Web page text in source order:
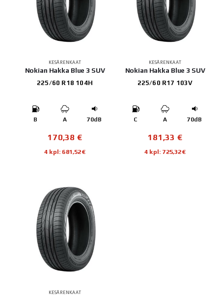
KESÄRENKAAT
Nokian Hakka Blue 3 SUV
225/60 R18 104H
B A 70dB
170,38 €
4 kpl: 681,52€
KESÄRENKAAT
Nokian Hakka Blue 3 SUV
225/60 R17 103V
C A 70dB
181,33 €
4 kpl: 725,32€
KESÄRENKAAT